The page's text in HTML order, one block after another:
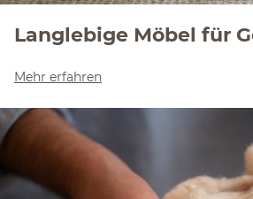
Langlebige Möbel für
Mehr erfahren